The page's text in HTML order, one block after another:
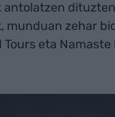
munduan zehar
eta Namaste